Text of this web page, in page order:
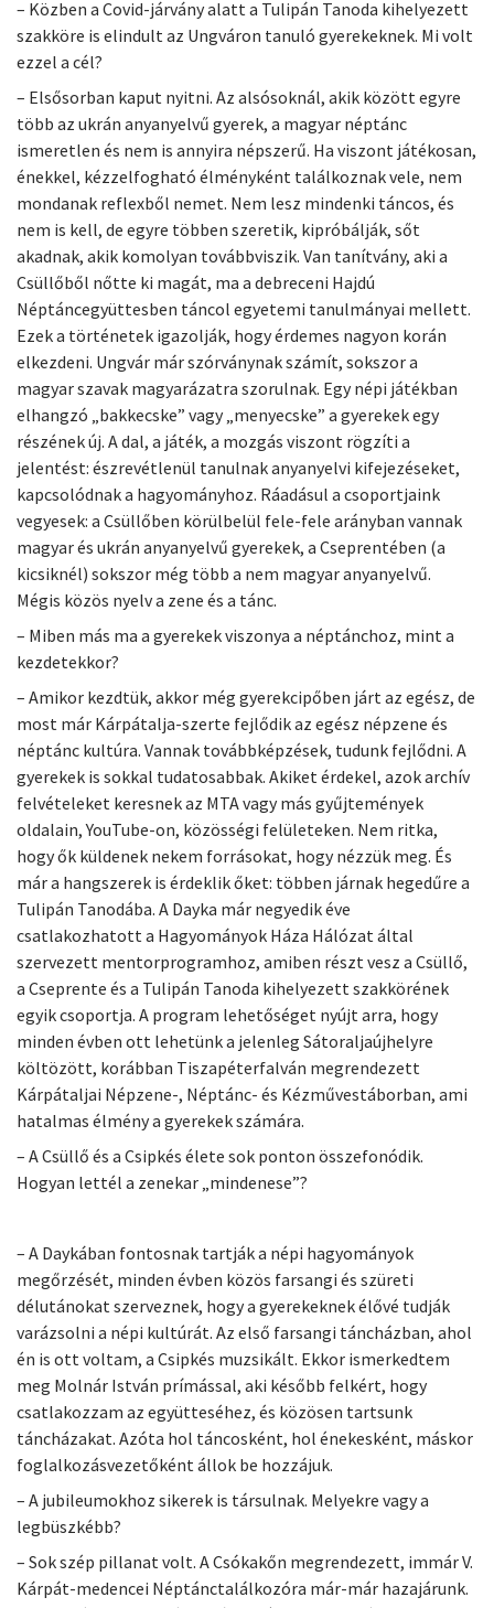
– Közben a Covid-járvány alatt a Tulipán Tanoda kihelyezett
szakköre is elindult az Ungváron tanuló gyerekeknek. Mi volt
ezzel a cél?
– Elsősorban kaput nyitni. Az alsósoknál, akik között egyre
több az ukrán anyanyelvű gyerek, a magyar néptánc
ismeretlen és nem is annyira népszerű. Ha viszont játékosan,
énekkel, kézzelfogható élményként találkoznak vele, nem
mondanak reflexből nemet. Nem lesz mindenki táncos, és
nem is kell, de egyre többen szeretik, kipróbálják, sőt
akadnak, akik komolyan továbbviszik. Van tanítvány, aki a
Csüllőből nőtte ki magát, ma a debreceni Hajdú
Néptáncegyüttesben táncol egyetemi tanulmányai mellett.
Ezek a történetek igazolják, hogy érdemes nagyon korán
elkezdeni. Ungvár már szórványnak számít, sokszor a
magyar szavak magyarázatra szorulnak. Egy népi játékban
elhangzó „bakkecske” vagy „menyecske” a gyerekek egy
részének új. A dal, a játék, a mozgás viszont rögzíti a
jelentést: észrevétlenül tanulnak anyanyelvi kifejezéseket,
kapcsolódnak a hagyományhoz. Ráadásul a csoportjaink
vegyesek: a Csüllőben körülbelül fele-fele arányban vannak
magyar és ukrán anyanyelvű gyerekek, a Cseprentében (a
kicsiknél) sokszor még több a nem magyar anyanyelvű.
Mégis közös nyelv a zene és a tánc.
– Miben más ma a gyerekek viszonya a néptánchoz, mint a
kezdetekkor?
– Amikor kezdtük, akkor még gyerekcipőben járt az egész, de
most már Kárpátalja-szerte fejlődik az egész népzene és
néptánc kultúra. Vannak továbbképzések, tudunk fejlődni. A
gyerekek is sokkal tudatosabbak. Akiket érdekel, azok archív
felvételeket keresnek az MTA vagy más gyűjtemények
oldalain, YouTube-on, közösségi felületeken. Nem ritka,
hogy ők küldenek nekem forrásokat, hogy nézzük meg. És
már a hangszerek is érdeklik őket: többen járnak hegedűre a
Tulipán Tanodába. A Dayka már negyedik éve
csatlakozhatott a Hagyományok Háza Hálózat által
szervezett mentorprogramhoz, amiben részt vesz a Csüllő,
a Cseprente és a Tulipán Tanoda kihelyezett szakkörének
egyik csoportja. A program lehetőséget nyújt arra, hogy
minden évben ott lehetünk a jelenleg Sátoraljaújhelyre
költözött, korábban Tiszapéterfalván megrendezett
Kárpátaljai Népzene-, Néptánc- és Kézművestáborban, ami
hatalmas élmény a gyerekek számára.
– A Csüllő és a Csipkés élete sok ponton összefonódik.
Hogyan lettél a zenekar „mindenese”?
– A Daykában fontosnak tartják a népi hagyományok
megőrzését, minden évben közös farsangi és szüreti
délutánokat szerveznek, hogy a gyerekeknek élővé tudják
varázsolni a népi kultúrát. Az első farsangi táncházban, ahol
én is ott voltam, a Csipkés muzsikált. Ekkor ismerkedtem
meg Molnár István prímással, aki később felkért, hogy
csatlakozzam az együtteséhez, és közösen tartsunk
táncházakat. Azóta hol táncosként, hol énekesként, máskor
foglalkozásvezetőként állok be hozzájuk.
– A jubileumokhoz sikerek is társulnak. Melyekre vagy a
legbüszkébb?
– Sok szép pillanat volt. A Csókakőn megrendezett, immár V.
Kárpát-medencei Néptánctalálkozóra már-már hazajárunk.